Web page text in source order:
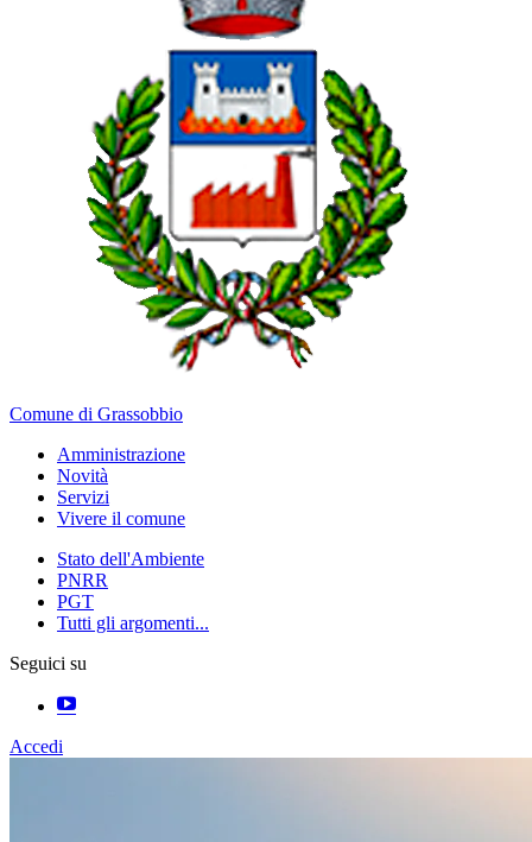
Comune di Grassobbio
Amministrazione
Novità
Servizi
Vivere il comune
Stato dell'Ambiente
PNRR
PGT
Tutti gli argomenti...
Seguici su
Accedi